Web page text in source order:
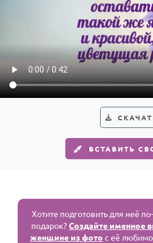
ВСТАВИТЬ
Хотите подготовить для неё
подарок?Создайте именное
женщине из фото с её